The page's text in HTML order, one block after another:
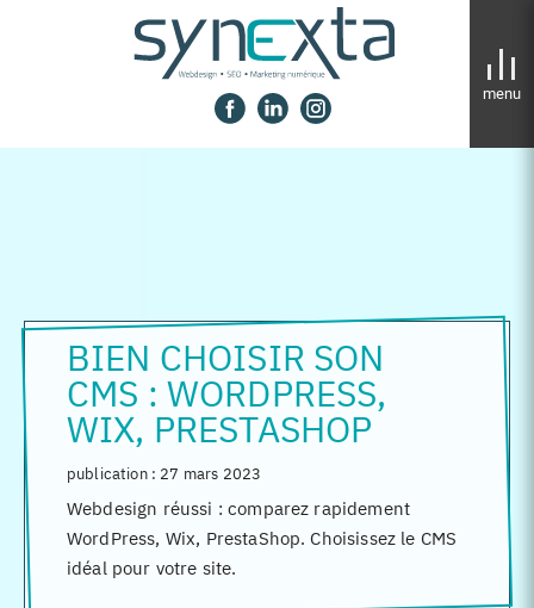
Panneau de gestion des cookies
BIEN CHOISIR SON
CMS : WORDPRESS,
WIX, PRESTASHOP
publication : 27 mars 2023
Webdesign réussi : comparez rapidement
WordPress, Wix, PrestaShop. Choisissez le CMS
idéal pour votre site.